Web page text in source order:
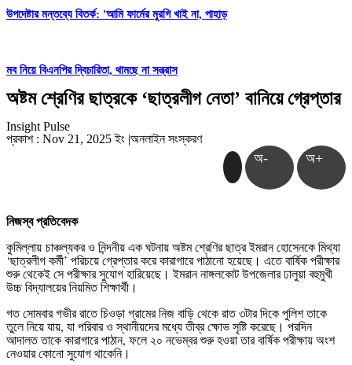
উপদেষ্টার মন্তব্যে বিতর্ক: 'আমি ফার্মের মুরগি খাই না, পাহাড়
মব নিয়ে বিএনপির দ্বিচারিতা, থামছে না সন্ত্রাস
অষ্টম শ্রেণির ছাত্রকে ‘ছাত্রলীগ নেতা’ বানিয়ে গ্রেপ্তার
Insight Pulse
প্রকাশ : Nov 21, 2025 ইং |অনলাইন সংস্করণ
অ- অ+
নিজস্ব প্রতিবেদক
কুমিল্লায় চাঞ্চল্যকর ও নিন্দনীয় এক ঘটনায় অষ্টম শ্রেণির ছাত্র ইমরান হোসেনকে মিথ্যা
‘ছাত্রলীগ কর্মী’ পরিচয়ে গ্রেপ্তার করে কারাগারে পাঠানো হয়েছে। এতে বার্ষিক পরীক্ষার
শুরু থেকেই সে পরীক্ষার সুযোগ হারিয়েছে। ইমরান নাঙ্গলকোট উপজেলার ঢালুয়া বহুমুখী
উচ্চ বিদ্যালয়ের নিয়মিত শিক্ষার্থী।
গত সোমবার গভীর রাতে চিওড়া গ্রামের নিজ বাড়ি থেকে রাত ৩টার দিকে পুলিশ তাকে
তুলে নিয়ে যায়, যা পরিবার ও স্থানীয়দের মধ্যে তীব্র ক্ষোভ সৃষ্টি করেছে। পরদিন
আদালত তাকে কারাগারে পাঠান, ফলে ২০ নভেম্বর শুরু হওয়া তার বার্ষিক পরীক্ষায় অংশ
নেওয়ার কোনো সুযোগ থাকেনি।